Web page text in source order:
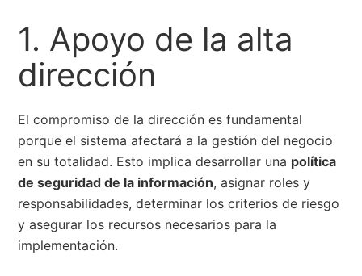
1. Apoyo de la alta
dirección
El compromiso de la dirección es fundamental
porque el sistema afectará a la gestión del negocio
en su totalidad. Esto implica desarrollar una política
de seguridad de la información, asignar roles y
responsabilidades, determinar los criterios de riesgo
y asegurar los recursos necesarios para la
implementación.